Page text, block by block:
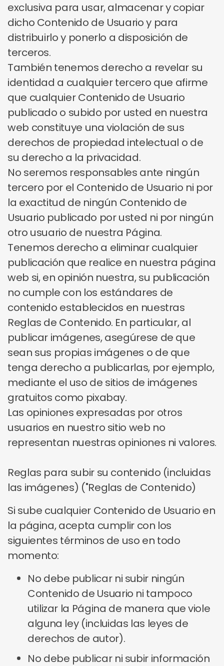
exclusiva para usar, almacenar y copiar
dicho Contenido de Usuario y para
distribuirlo y ponerlo a disposición de
terceros.
También tenemos derecho a revelar su
identidad a cualquier tercero que afirme
que cualquier Contenido de Usuario
publicado o subido por usted en nuestra
web constituye una violación de sus
derechos de propiedad intelectual o de
su derecho a la privacidad.
No seremos responsables ante ningún
tercero por el Contenido de Usuario ni por
la exactitud de ningún Contenido de
Usuario publicado por usted ni por ningún
otro usuario de nuestra Página.
Tenemos derecho a eliminar cualquier
publicación que realice en nuestra página
web si, en opinión nuestra, su publicación
no cumple con los estándares de
contenido establecidos en nuestras
Reglas de Contenido. En particular, al
publicar imágenes, asegúrese de que
sean sus propias imágenes o de que
tenga derecho a publicarlas, por ejemplo,
mediante el uso de sitios de imágenes
gratuitos como pixabay.
Las opiniones expresadas por otros
usuarios en nuestro sitio web no
representan nuestras opiniones ni valores.
Reglas para subir su contenido (incluidas
las imágenes) ("Reglas de Contenido)
Si sube cualquier Contenido de Usuario en
la página, acepta cumplir con los
siguientes términos de uso en todo
momento:
No debe publicar ni subir ningún
Contenido de Usuario ni tampoco
utilizar la Página de manera que viole
alguna ley (incluidas las leyes de
derechos de autor).
No debe publicar ni subir información